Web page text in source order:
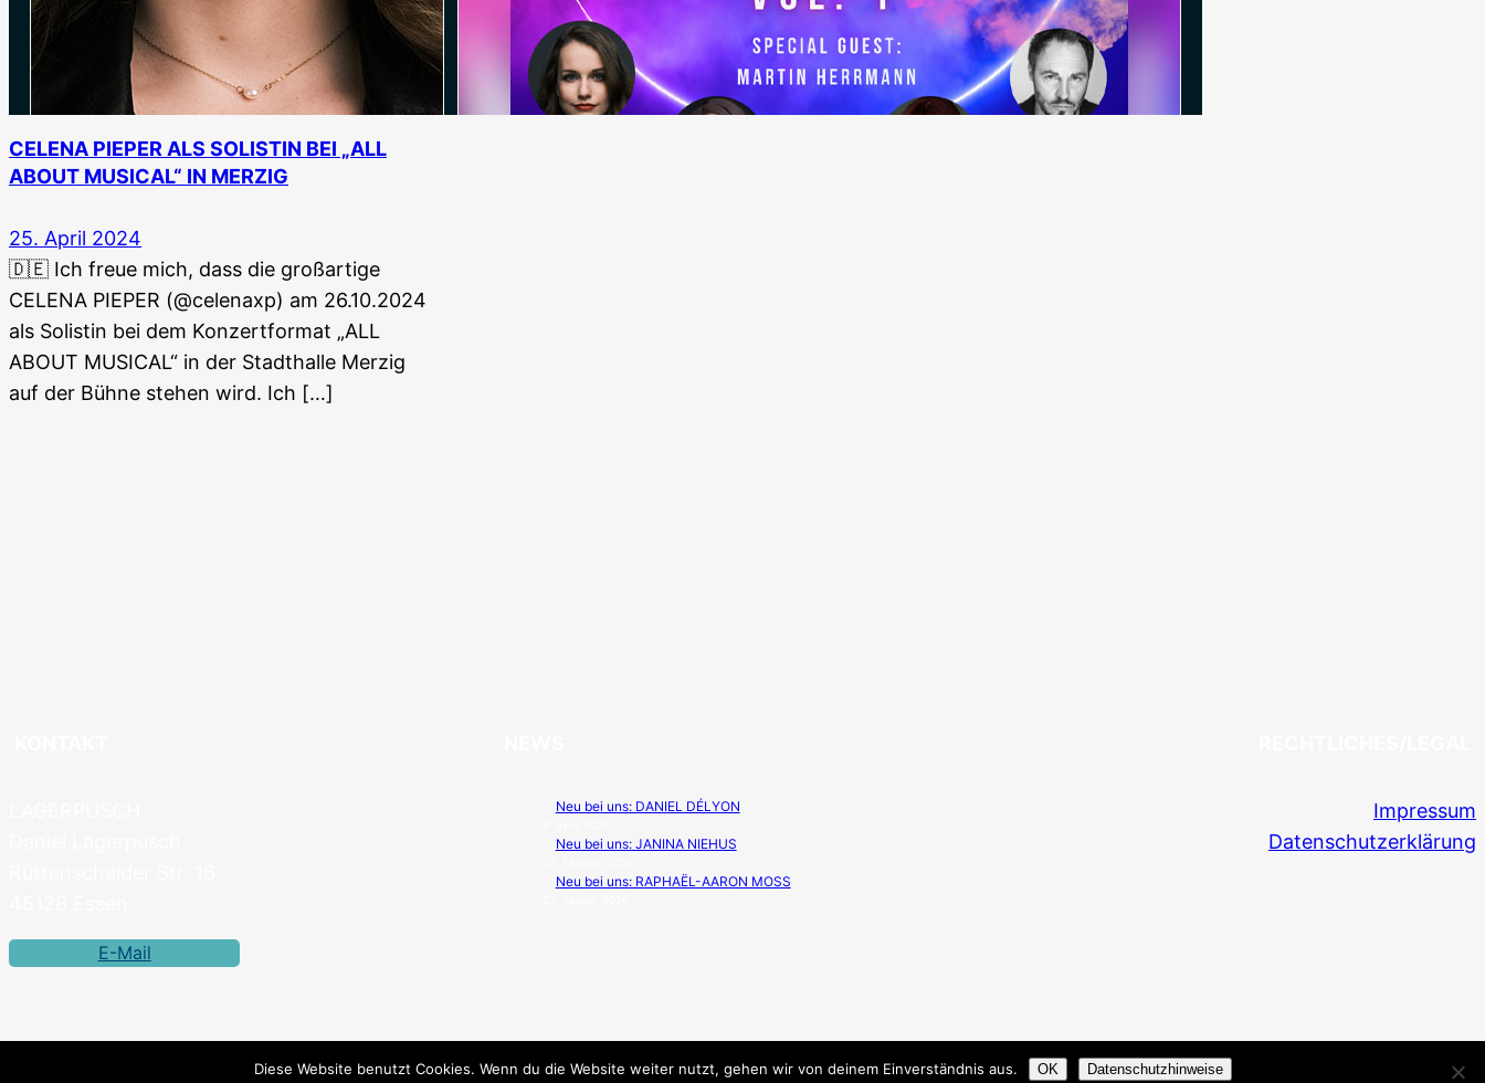
CELENA PIEPER ALS SOLISTIN BEI „ALL
ABOUT MUSICAL“ IN MERZIG
25. April 2024
🇩🇪 Ich freue mich, dass die großartige
CELENA PIEPER (@celenaxp) am 26.10.2024
als Solistin bei dem Konzertformat „ALL
ABOUT MUSICAL“ in der Stadthalle Merzig
auf der Bühne stehen wird. Ich […]
E-Mail
Neu bei uns: DANIEL DÉLYON
Neu bei uns: JANINA NIEHUS
Neu bei uns: RAPHAËL-AARON MOSS
Impressum
Datenschutzerklärung
Diese Website benutzt Cookies. Wenn du die Website weiter nutzt, gehen wir von deinem Einverständnis aus. OK Datenschutzhinweise